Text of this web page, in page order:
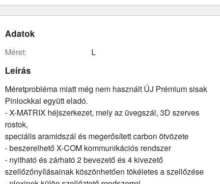
Adatok
méret: L
Leírás
Méretprobléma miatt még nem használt ÚJ Prémium sisak
Pinlockkal együtt eladó.
- X-MATRIX héjszerkezet, mely az üvegszál, 3D szerves
rostok,
speciális aramidszál és megerősített carbon ötvözete
- beszerelhető X-COM kommunikációs rendszer
- nyitható és zárható 2 bevezető és 4 kivezető
szellőzőnyílásainak köszönhetően tökéletes a szellőzése